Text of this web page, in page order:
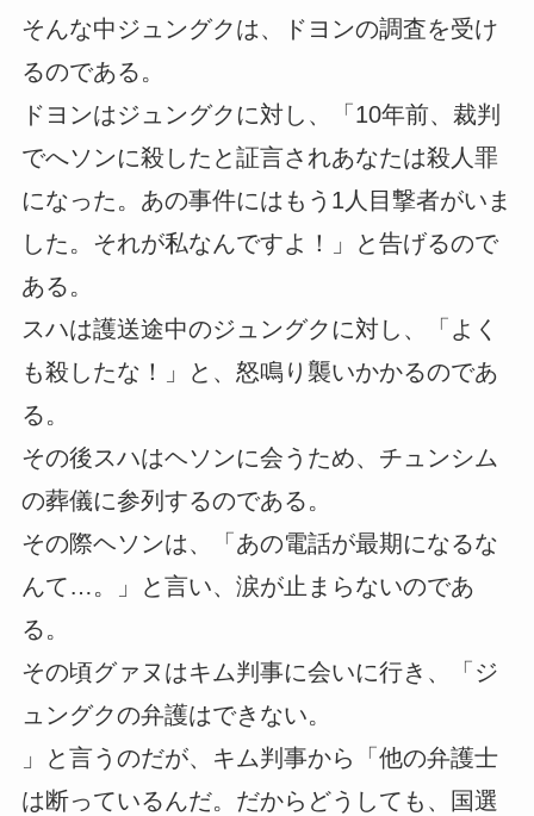
そんな中ジュングクは、ドヨンの調査を受け
るのである。
ドヨンはジュングクに対し、「10年前、裁判
でへソンに殺したと証言されあなたは殺人罪
になった。あの事件にはもう1人目撃者がいま
した。それが私なんですよ！」と告げるので
ある。
スハは護送途中のジュングクに対し、「よく
も殺したな！」と、怒鳴り襲いかかるのであ
る。
その後スハはヘソンに会うため、チュンシム
の葬儀に参列するのである。
その際ヘソンは、「あの電話が最期になるな
んて…。」と言い、涙が止まらないのであ
る。
その頃グァヌはキム判事に会いに行き、「ジ
ュングクの弁護はできない。
」と言うのだが、キム判事から「他の弁護士
は断っているんだ。だからどうしても、国選